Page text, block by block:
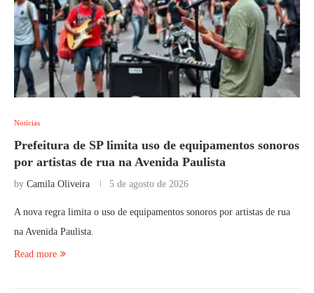
Notícias
Prefeitura de SP limita uso de equipamentos sonoros
por artistas de rua na Avenida Paulista
by Camila Oliveira 5 de agosto de 2026
A nova regra limita o uso de equipamentos sonoros por artistas de rua
na Avenida Paulista.
Read more